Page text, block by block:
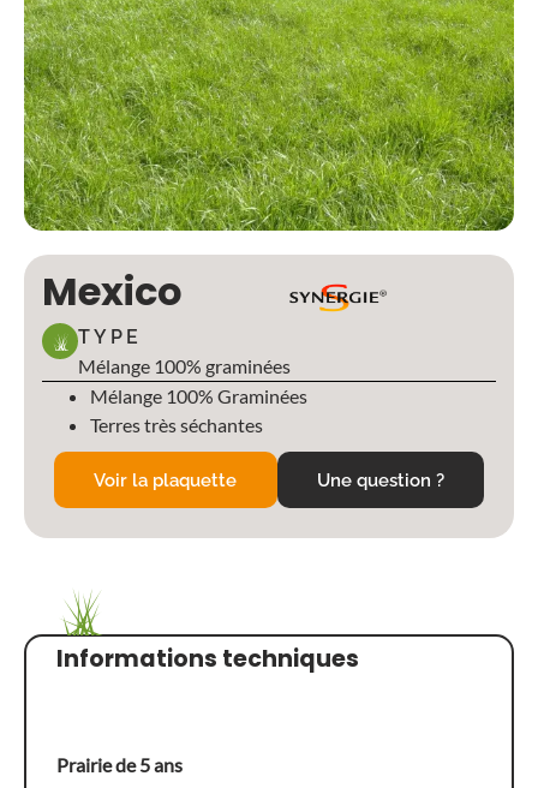
Mexico
TYPE
Mélange 100% graminées
Mélange 100% Graminées
Terres très séchantes
Voir la plaquette Une question ?
Informations techniques
Prairie de 5 ans